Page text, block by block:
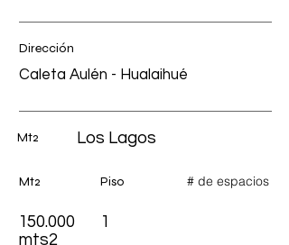
Dirección
Caleta Aulén - Hualaihué
Mt2
Mt2
150.000
mts2
Los Lagos
Piso
1
# de espacios